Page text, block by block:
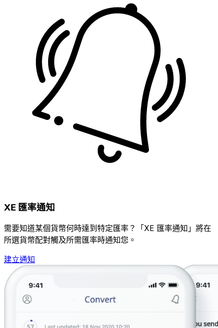
XE 匯率通知
需要知道某個貨幣何時達到特定匯率？「XE 匯率通知」將在
所選貨幣配對觸及所需匯率時通知您。
建立通知